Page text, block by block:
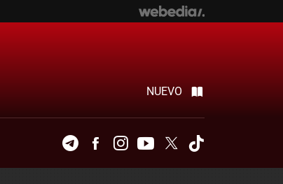
NUEVO
TelegramFacebookInstagramYoutubeTwitter